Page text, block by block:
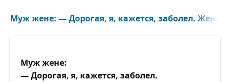
Муж жене: — Дорогая, я, кажется, заболел.
Муж жене:
— Дорогая, я, кажется, заболел.